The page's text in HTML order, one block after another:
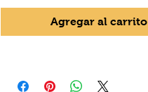
Agregar al carrito